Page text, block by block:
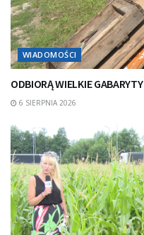
WIADOMOŚCI
ODBIORĄ WIELKIE GABARYTY
6 SIERPNIA 2026